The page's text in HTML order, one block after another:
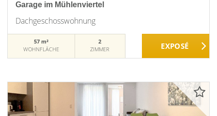
Garage im Mühlenviertel
Dachgeschosswohnung
57 m²
WOHNFLÄCHE
2
ZIMMER